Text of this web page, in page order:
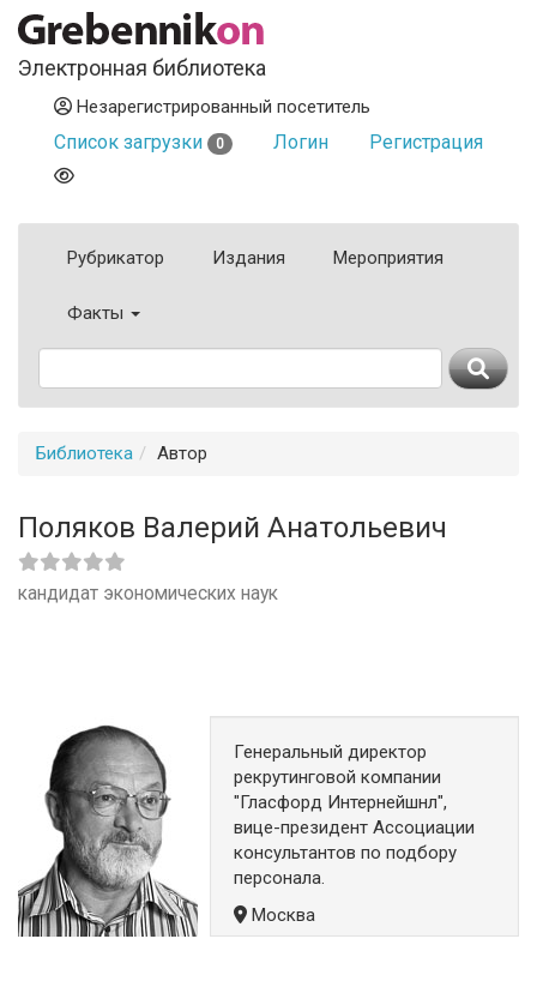
Электронная библиотека
Незарегистрированный посетитель
Список загрузки 0 Логин Регистрация
Рубрикатор Издания Мероприятия
Факты
Библиотека Автор
Поляков Валерий Анатольевич
кандидат экономических наук
Генеральный директор
рекрутинговой компании
"Гласфорд Интернейшнл",
вице-президент Ассоциации
консультантов по подбору
персонала.
Москва